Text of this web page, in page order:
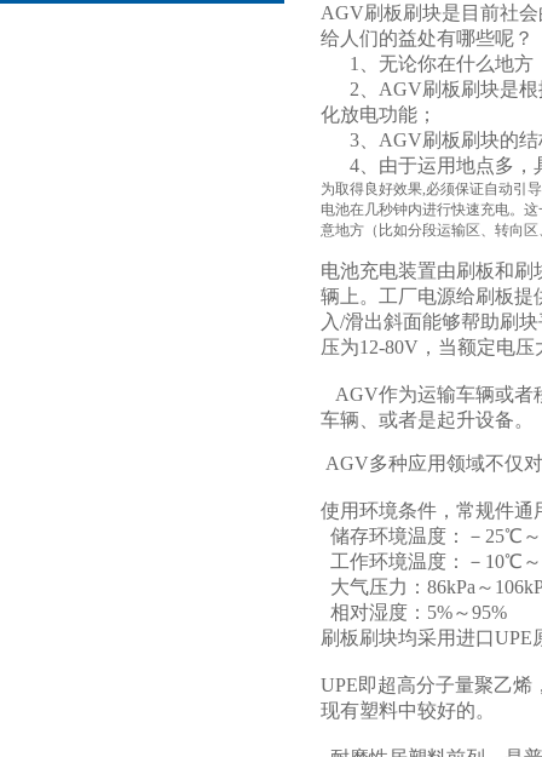
AGV刷板刷块是目前社
给人们的益处有哪些呢？
1、无论你在什么地方
2、AGV刷板刷块是根
化放电功能；
3、AGV刷板刷块的结
4、由于运用地点多，
为取得良好效果,必须保证自动引
电池在几秒钟内进行快速充电。
意地方（比如分段运输区、转向
电池充电装置由刷板和
辆上。工厂电源给刷板
入/滑出斜面能够帮助刷
压为12-80V，当额定电
AGV作为运输车辆或者
车辆、或者是起升设备。
AGV多种应用领域不仅
使用环境条件，常规件通
储存环境温度：－25℃
工作环境温度：－10℃
大气压力：86kPa～
相对湿度：5%～95%
刷板刷块均采用进口UPE
UPE即超高分子量聚乙
现有塑料中较好的。